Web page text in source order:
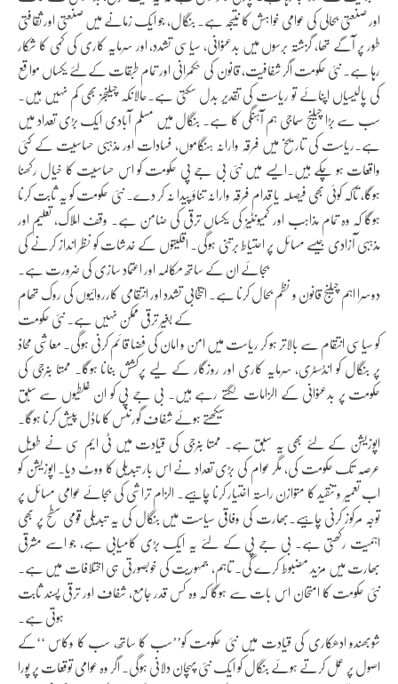
اور صنعتی بحالی کی عوامی خواہش کا نتیجہ ہے۔ بنگال، جو ایک زمانے میں صنعتی اور ثقافتی
طور پر آگے تھا، گزشتہ برسوں میں بدعنوانی، سیاسی تشدد، اور سرمایہ کاری کی کمی کا شکار
رہا ہے۔ نئی حکومت اگر شفافیت، قانون کی حکمرانی اور تمام طبقات کےلئے یکساں مواقع
کی پالیسیاں اپنائے تو ریاست کی تقدیر بدل سکتی ہے۔حالانکہ چیلنجز بھی کم نہیں ہیں۔
سب سے بڑا چیلنج سماجی ہم آہنگی کا ہے۔ بنگال میں مسلم آبادی ایک بڑی تعداد میں
ہے۔ریاست کی تاریخ میں فرقہ وارانہ ہنگاموں، فسادات اور مذہبی حساسیت کے کئی
واقعات ہو چکے ہیں۔ایسے میں نئی بی جے پی حکومت کو اس حساسیت کا خیال رکھنا
ہوگا، تاکہ کوئی بھی فیصلہ یا قدام فرقہ وارانہ تناؤ پیدا نہ کر دے۔ نئی حکومت کو یہ ثابت کرنا
ہوگا کہ وہ تمام مذاہب اور کمیونٹیز کی یکساں ترقی کی ضامن ہے۔ وقف املاک، تعلیم اور
مذہبی آزادی جیسے مسائل پر احتیاط برتنی ہوگی۔ اقلیتوں کے خدشات کو نظر انداز کرنے کی
بجائے ان کے ساتھ مکالمہ اور اعتماد سازی کی ضرورت ہے۔
دوسرا اہم چیلنج قانون و نظم بحال کرنا ہے۔ انتخابی تشدد اور انتقامی کارروائیوں کی روک تھام
کے بغیر ترقی ممکن نہیں ہے۔ نئی حکومت
کو سیاسی انتقام سے بالاتر ہو کر ریاست میں امن و امان کی فضا قائم کرنی ہوگی۔ معاشی محاذ
پر بنگال کو انڈسٹری، سرمایہ کاری اور روزگار کے لیے پرکشش بنانا ہوگا۔ ممتا بنرجی کی
حکومت پر بدعنوانی کے الزامات لگتے رہے ہیں۔ بی جے پی کو ان غلطیوں سے سبق
سیکھتے ہوئے شفاف گورننس کا ماڈل پیش کرنا ہوگا۔
اپوزیشن کے لئے بھی یہ سبق ہے۔ ممتا بنرجی کی قیادت میں ٹی ایم سی نے طویل
عرصہ تک حکومت کی، مگر عوام کی بڑی تعداد نے اس بار تبدیلی کا ووٹ دیا۔ اپوزیشن کو
اب تعمیر و تنقید کا متوازن راستہ اختیار کرنا چاہیے۔ الزام تراشی کی بجائے عوامی مسائل پر
توجہ مرکوز کرنی چاہیے۔بھارت کی وفاقی سیاست میں بنگال کی یہ تبدیلی قومی سطح پر بھی
اہمیت رکھتی ہے۔ بی جے پی کے لئے یہ ایک بڑی کامیابی ہے، جو اسے مشرقی
بھارت میں مزید مضبوط کرے گی۔ تاہم، جمہوریت کی خوبصورتی ہی اختلافات میں ہے۔
نئی حکومت کا امتحان اس بات سے ہوگا کہ وہ کس قدر جامع، شفاف اور ترقی پسند ثابت
ہوتی ہے۔
شوبھندو ادھکاری کی قیادت میں نئی حکومت کو’’سب کا ساتھ، سب کا وکاس ‘‘کے
اصول پر عمل کرتے ہوئے بنگال کو ایک نئی پہچان دلانی ہوگی۔ اگر وہ عوامی توقعات پر پورا